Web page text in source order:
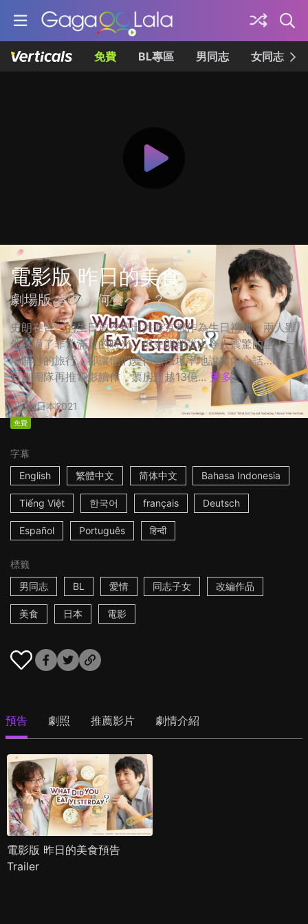
免費 BL專區 男同志 女同志
電影版 昨日的美食
劇場版 きのう何食べた？
史朗在賢二的生日前夕提出共遊京都作為生日禮物，兩人雖
然度過了非常滿足的時光，但史朗卻說出令人震驚的話！一
場開心的旅行，卻讓他們變得無法坦率地說出內心話…… ☆
日劇團隊再推電影續作，票房超越13億... 更多
2h日本2021
免費
字幕
English
繁體中文 简体中文 Bahasa Indonesia
Tiếng Việt 한국어 français Deutsch
Español Português हिन्दी
標籤
男同志
BL 愛情 同志子女 改編作品
美食 日本 電影
預告 劇照 推薦影片 劇情介紹
電影版 昨日的美食預告
Trailer